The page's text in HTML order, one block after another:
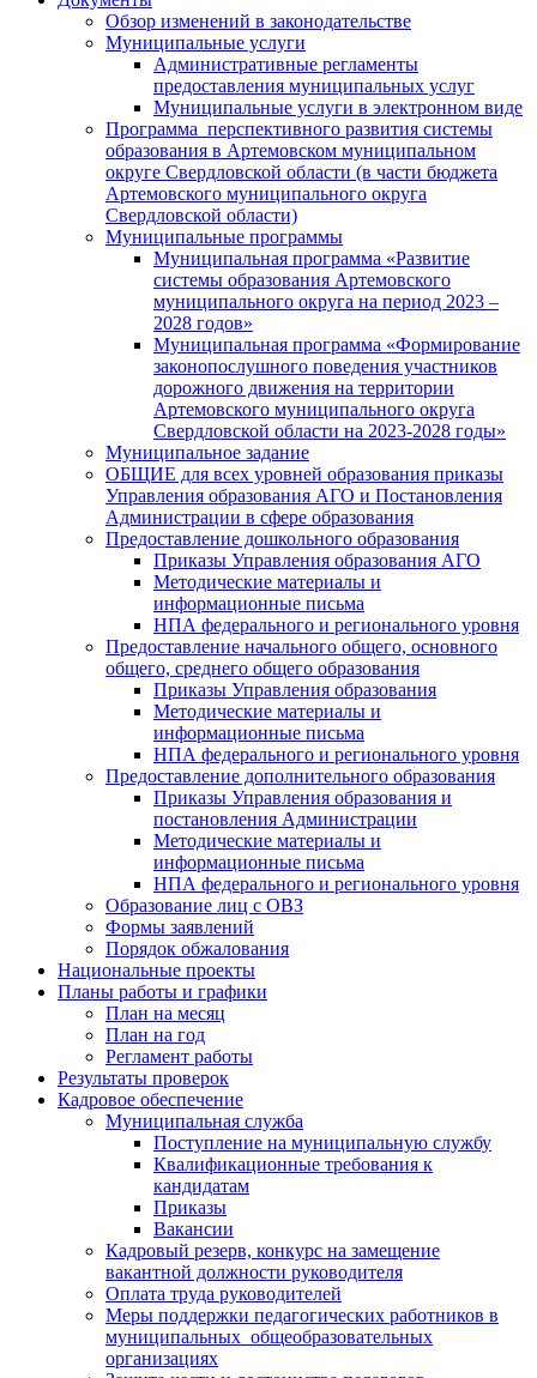
Обзор изменений в законодательстве
Муниципальные услуги
Административные регламенты
предоставления муниципальных услуг
Муниципальные услуги в электронном виде
Программа перспективного развития системы
образования в Артемовском муниципальном
округе Свердловской области (в части бюджета
Артемовского муниципального округа
Свердловской области)
Муниципальные программы
Муниципальная программа «Развитие
системы образования Артемовского
муниципального округа на период 2023 –
2028 годов»
Муниципальная программа «Формирование
законопослушного поведения участников
дорожного движения на территории
Артемовского муниципального округа
Свердловской области на 2023-2028 годы»
Муниципальное задание
ОБЩИЕ для всех уровней образования приказы
Управления образования АГО и Постановления
Администрации в сфере образования
Предоставление дошкольного образования
Приказы Управления образования АГО
Методические материалы и
информационные письма
НПА федерального и регионального уровня
Предоставление начального общего, основного
общего, среднего общего образования
Приказы Управления образования
Методические материалы и
информационные письма
НПА федерального и регионального уровня
Предоставление дополнительного образования
Приказы Управления образования и
постановления Администрации
Методические материалы и
информационные письма
НПА федерального и регионального уровня
Образование лиц с ОВЗ
Формы заявлений
Порядок обжалования
Национальные проекты
Планы работы и графики
План на месяц
План на год
Регламент работы
Результаты проверок
Кадровое обеспечение
Муниципальная служба
Поступление на муниципальную службу
Квалификационные требования к
кандидатам
Приказы
Вакансии
Кадровый резерв, конкурс на замещение
вакантной должности руководителя
Оплата труда руководителей
Меры поддержки педагогических работников в
муниципальных общеобразовательных
организациях